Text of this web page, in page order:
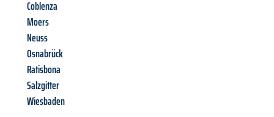
Coblenza
Moers
Neuss
Osnabrück
Ratisbona
Salzgitter
Wiesbaden